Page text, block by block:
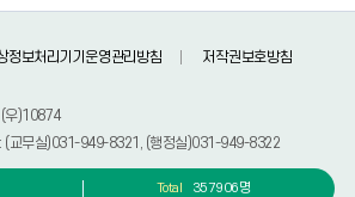
정보처리기기운영관리방침 저작권보호방침
(우)10874
(교무실)031-949-8321, (행정실)031-949-8322
Total 357906명